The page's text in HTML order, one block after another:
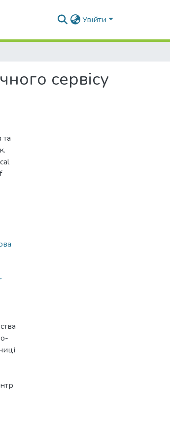
Увійти
сервісу